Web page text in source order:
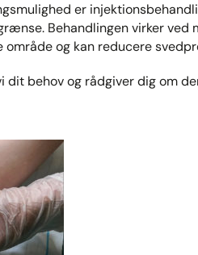
er
Behandlingen virker
og kan reducere
dit behov og rådgiver dig om